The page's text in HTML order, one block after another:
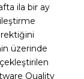
ila bir ay
üzerinde
Quality